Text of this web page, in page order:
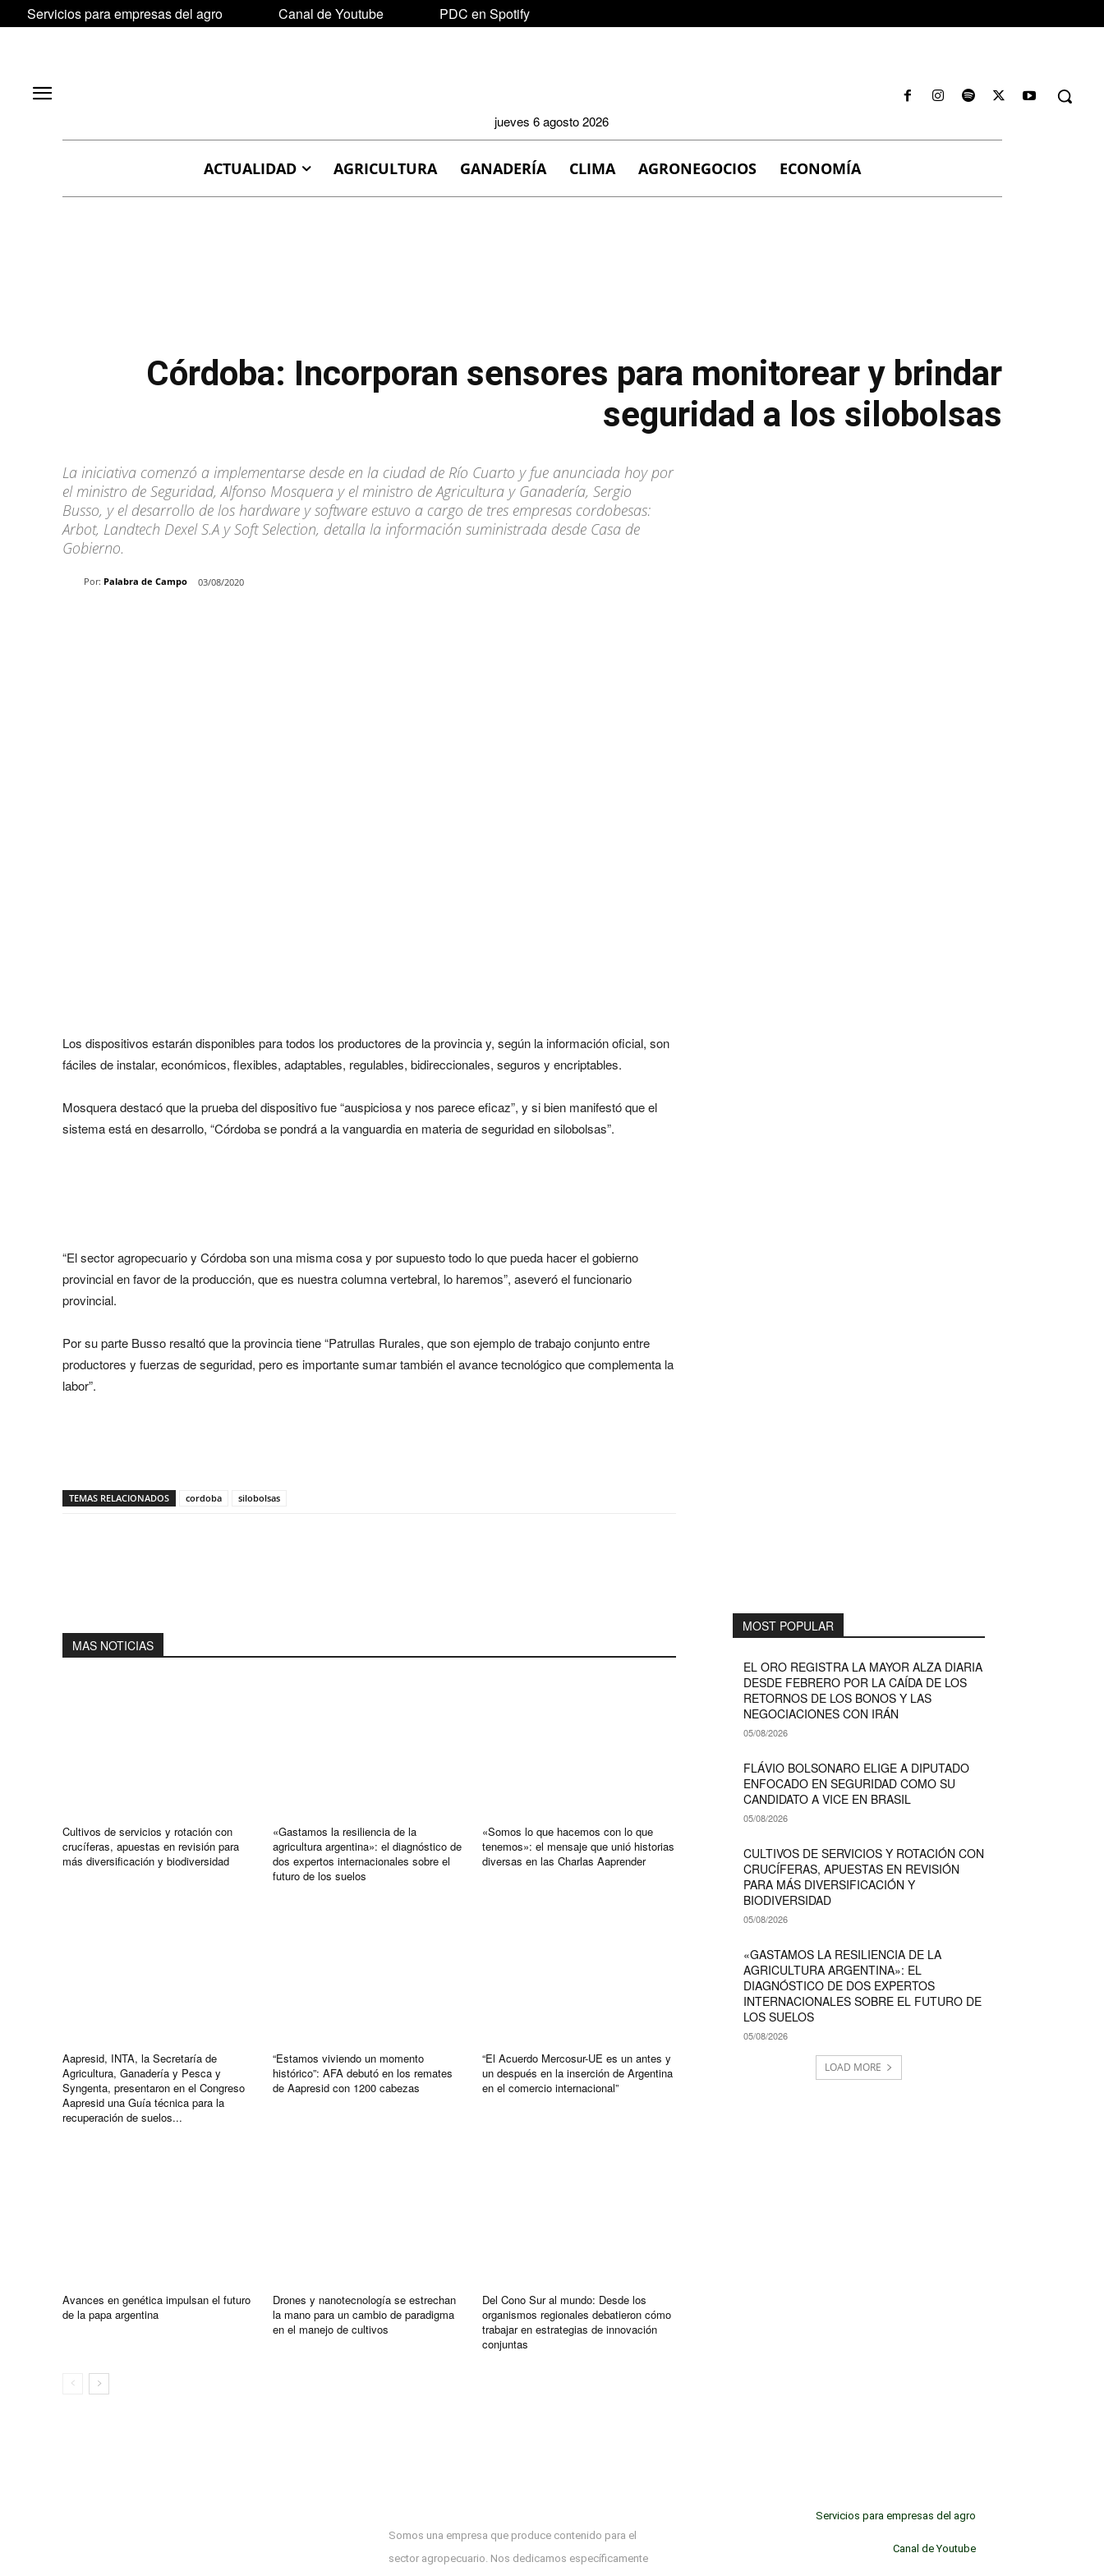
Servicios para empresas del agro Canal de Youtube PDC en Spotify
jueves 6 agosto 2026
ACTUALIDAD AGRICULTURA GANADERÍA CLIMA AGRONEGOCIOS ECONOMÍA
Córdoba: Incorporan sensores para monitorear y brindar
seguridad a los silobolsas
La iniciativa comenzó a implementarse desde en la ciudad de Río Cuarto y fue anunciada hoy por
el ministro de Seguridad, Alfonso Mosquera y el ministro de Agricultura y Ganadería, Sergio
Busso, y el desarrollo de los hardware y software estuvo a cargo de tres empresas cordobesas:
Arbot, Landtech Dexel S.A y Soft Selection, detalla la información suministrada desde Casa de
Gobierno.
Por: Palabra de Campo 03/08/2020
Los dispositivos estarán disponibles para todos los productores de la provincia y, según la información oficial, son
fáciles de instalar, económicos, flexibles, adaptables, regulables, bidireccionales, seguros y encriptables.
Mosquera destacó que la prueba del dispositivo fue “auspiciosa y nos parece eficaz”, y si bien manifestó que el
sistema está en desarrollo, “Córdoba se pondrá a la vanguardia en materia de seguridad en silobolsas”.
“El sector agropecuario y Córdoba son una misma cosa y por supuesto todo lo que pueda hacer el gobierno
provincial en favor de la producción, que es nuestra columna vertebral, lo haremos”, aseveró el funcionario
provincial.
Por su parte Busso resaltó que la provincia tiene “Patrullas Rurales, que son ejemplo de trabajo conjunto entre
productores y fuerzas de seguridad, pero es importante sumar también el avance tecnológico que complementa la
labor”.
TEMAS RELACIONADOS cordoba silobolsas
MAS NOTICIAS
Cultivos de servicios y rotación con
crucíferas, apuestas en revisión para
más diversificación y biodiversidad
«Gastamos la resiliencia de la
agricultura argentina»: el diagnóstico de
dos expertos internacionales sobre el
futuro de los suelos
«Somos lo que hacemos con lo que
tenemos»: el mensaje que unió historias
diversas en las Charlas Aaprender
Aapresid, INTA, la Secretaría de
Agricultura, Ganadería y Pesca y
Syngenta, presentaron en el Congreso
Aapresid una Guía técnica para la
recuperación de suelos...
“Estamos viviendo un momento
histórico”: AFA debutó en los remates
de Aapresid con 1200 cabezas
“El Acuerdo Mercosur-UE es un antes y
un después en la inserción de Argentina
en el comercio internacional”
Avances en genética impulsan el futuro
de la papa argentina
Drones y nanotecnología se estrechan
la mano para un cambio de paradigma
en el manejo de cultivos
Del Cono Sur al mundo: Desde los
organismos regionales debatieron cómo
trabajar en estrategias de innovación
conjuntas
MOST POPULAR
EL ORO REGISTRA LA MAYOR ALZA DIARIA
DESDE FEBRERO POR LA CAÍDA DE LOS
RETORNOS DE LOS BONOS Y LAS
NEGOCIACIONES CON IRÁN
05/08/2026
FLÁVIO BOLSONARO ELIGE A DIPUTADO
ENFOCADO EN SEGURIDAD COMO SU
CANDIDATO A VICE EN BRASIL
05/08/2026
CULTIVOS DE SERVICIOS Y ROTACIÓN CON
CRUCÍFERAS, APUESTAS EN REVISIÓN
PARA MÁS DIVERSIFICACIÓN Y
BIODIVERSIDAD
05/08/2026
«GASTAMOS LA RESILIENCIA DE LA
AGRICULTURA ARGENTINA»: EL
DIAGNÓSTICO DE DOS EXPERTOS
INTERNACIONALES SOBRE EL FUTURO DE
LOS SUELOS
05/08/2026
LOAD MORE
Somos una empresa que produce contenido para el
sector agropecuario. Nos dedicamos específicamente
Servicios para empresas del agro
Canal de Youtube